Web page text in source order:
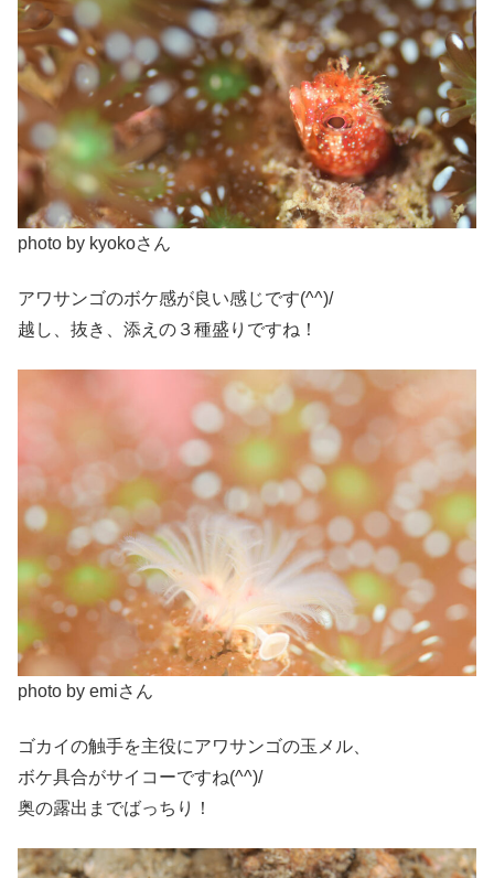
photo by kyokoさん
アワサンゴのボケ感が良い感じです(^^)/
越し、抜き、添えの３種盛りですね！
photo by emiさん
ゴカイの触手を主役にアワサンゴの玉メル、
ボケ具合がサイコーですね(^^)/
奥の露出までばっちり！